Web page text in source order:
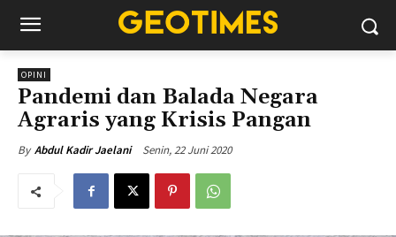
OPINI
Pandemi dan Balada Negara
Agraris yang Krisis Pangan
By Abdul Kadir Jaelani Senin, 22 Juni 2020